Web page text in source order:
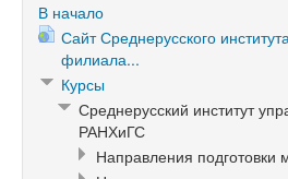
В начало
Сайт Среднерусского
филиала...
Курсы
Среднерусский институт
РАНХиГС
Направления подготовки